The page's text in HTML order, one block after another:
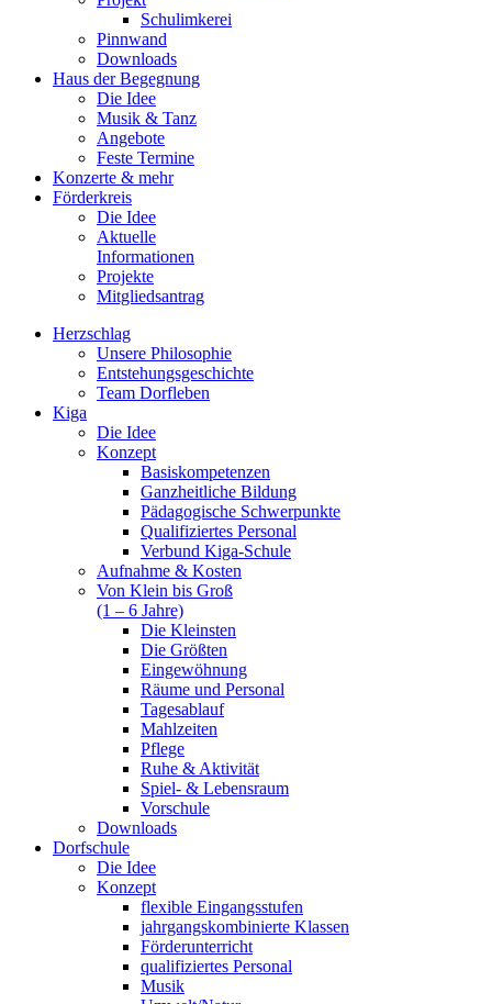
Schulimkerei
Pinnwand
Downloads
Haus der Begegnung
Die Idee
Musik & Tanz
Angebote
Feste Termine
Konzerte & mehr
Förderkreis
Die Idee
Aktuelle
Informationen
Projekte
Mitgliedsantrag
Herzschlag
Unsere Philosophie
Entstehungsgeschichte
Team Dorfleben
Kiga
Die Idee
Konzept
Basiskompetenzen
Ganzheitliche Bildung
Pädagogische Schwerpunkte
Qualifiziertes Personal
Verbund Kiga-Schule
Aufnahme & Kosten
Von Klein bis Groß
(1 – 6 Jahre)
Die Kleinsten
Die Größten
Eingewöhnung
Räume und Personal
Tagesablauf
Mahlzeiten
Pflege
Ruhe & Aktivität
Spiel- & Lebensraum
Vorschule
Downloads
Dorfschule
Die Idee
Konzept
flexible Eingangsstufen
jahrgangskombinierte Klassen
Förderunterricht
qualifiziertes Personal
Musik